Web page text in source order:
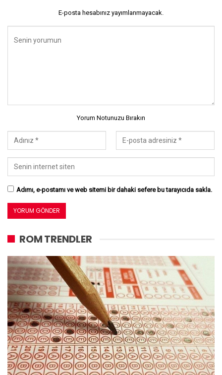
E-posta hesabınız yayımlanmayacak.
Yorum Notunuzu Bırakın
Adımı, e-postamı ve web sitemi bir dahaki sefere bu tarayıcıda sakla.
ROM TRENDLER